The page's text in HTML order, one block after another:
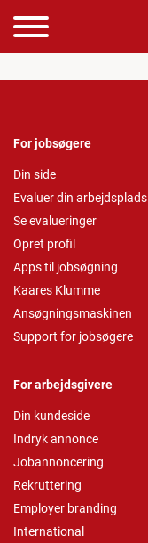
For jobsøgere
Din side
Evaluer din arbejdsplads
Se evalueringer
Opret profil
Apps til jobsøgning
Kaares Klumme
Ansøgningsmaskinen
Support for jobsøgere
For arbejdsgivere
Din kundeside
Indryk annonce
Jobannoncering
Rekruttering
Employer branding
International